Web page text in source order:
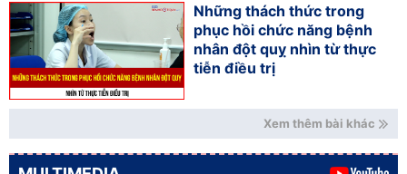
Những thách thức trong
phục hồi chức năng bệnh
nhân đột quỵ nhìn từ thực
tiễn điều trị
Xem thêm bài khác